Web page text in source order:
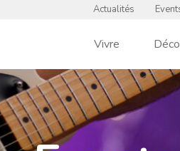
Actualités
Vivre